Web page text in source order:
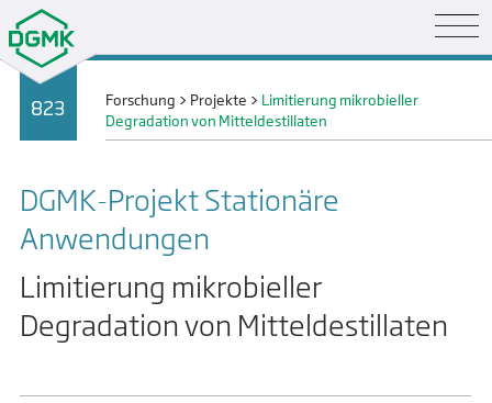
823 Forschung > Projekte > Limitierung mikrobieller
Degradation von Mitteldestillaten
DGMK-Projekt Stationäre
Anwendungen
Limitierung mikrobieller
Degradation von Mitteldestillaten